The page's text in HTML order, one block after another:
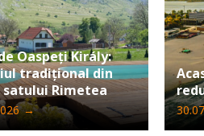
Oaspeți Király:
tradițional din
Rimetea
→